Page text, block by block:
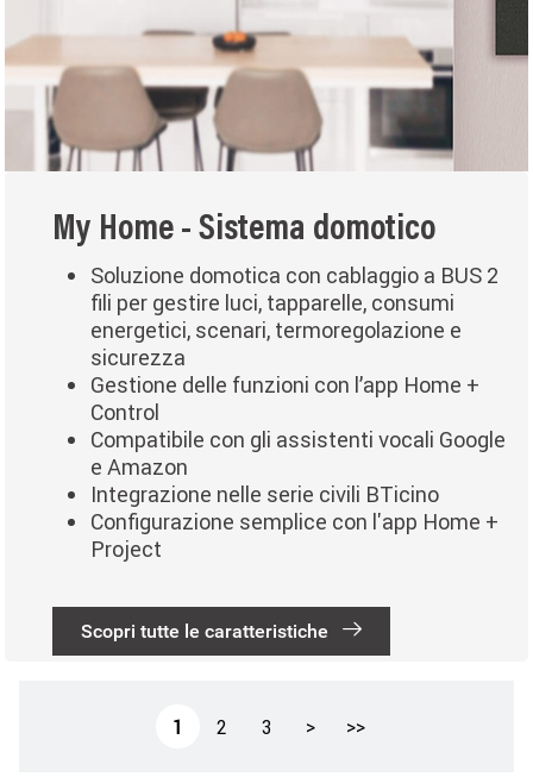
My Home - Sistema domotico
Soluzione domotica con cablaggio a BUS 2
fili per gestire luci, tapparelle, consumi
energetici, scenari, termoregolazione e
sicurezza
Gestione delle funzioni con l’app Home +
Control
Compatibile con gli assistenti vocali Google
e Amazon
Integrazione nelle serie civili BTicino
Configurazione semplice con l'app Home +
Project
Scopri tutte le caratteristiche
Pagina attuale
1 Page
2 Page
3 Pagina successiva
> Ultima pagina
>>